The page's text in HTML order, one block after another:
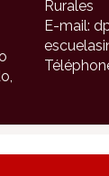
Rurales
E-mail: